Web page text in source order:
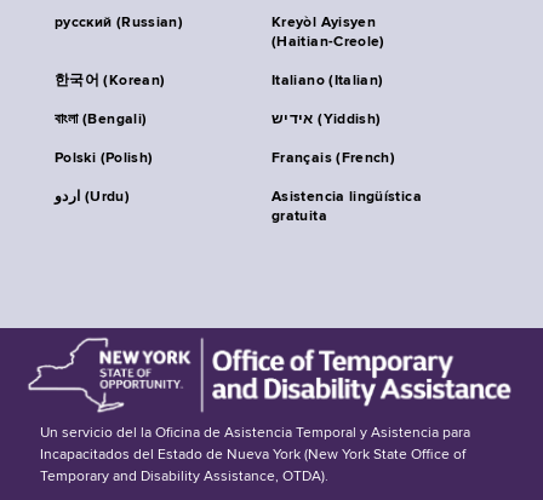
русский (Russian)
Kreyòl Ayisyen
(Haitian-Creole)
한국어 (Korean) Italiano (Italian)
বাংলা (Bengali) אידיש (Yiddish)
Polski (Polish) Français (French)
اردو (Urdu)
Asistencia lingüística
gratuita
Un servicio del la Oficina de Asistencia Temporal y Asistencia para
Incapacitados del Estado de Nueva York (New York State Office of
Temporary and Disability Assistance, OTDA).